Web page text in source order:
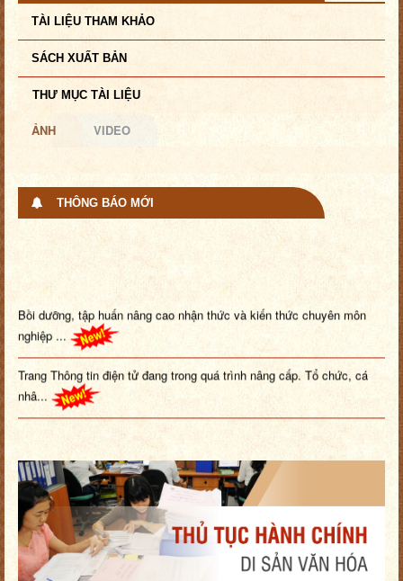
TÀI LIỆU THAM KHẢO
SÁCH XUẤT BẢN
THƯ MỤC TÀI LIỆU
ẢNH VIDEO
THÔNG BÁO MỚI
Bồi dưỡng, tập huấn nâng cao nhận thức và kiến thức chuyên môn
nghiệp ...
Trang Thông tin điện tử đang trong quá trình nâng cấp. Tổ chức, cá
nhâ...